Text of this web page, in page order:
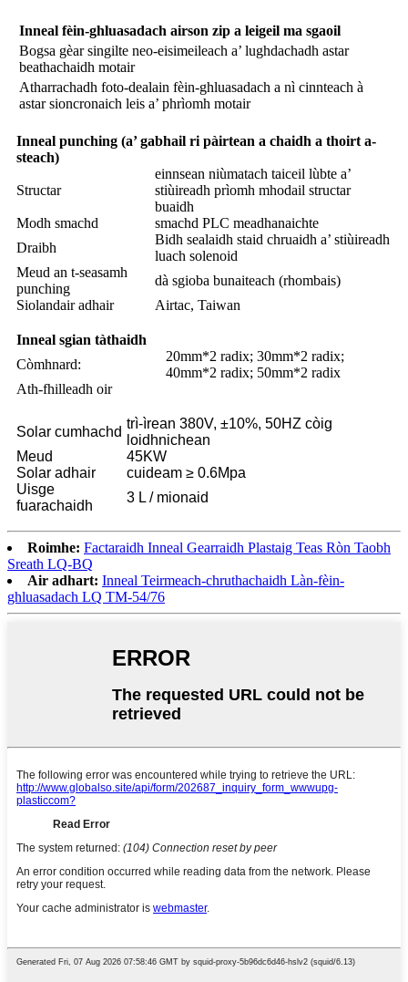
Inneal fèin-ghluasadach airson zip a leigeil ma sgaoil
Bogsa gèar singilte neo-eisimeileach a’ lughdachadh astar
beathachaidh motair
Atharrachadh foto-dealain fèin-ghluasadach a nì cinnteach à
astar sioncronaich leis a’ phrìomh motair
Inneal punching (a’ gabhail ri pàirtean a chaidh a thoirt a-
steach)
Structar
einnsean niùmatach taiceil lùbte a’
stiùireadh prìomh mhodail structar
buaidh
Modh smachd
smachd PLC meadhanaichte
Draibh
Bidh sealaidh staid chruaidh a’ stiùireadh
luach solenoid
Meud an t-seasamh
punching
dà sgioba bunaiteach (rhombais)
Siolandair adhair
Airtac, Taiwan
Inneal sgian tàthaidh
Còmhnard:
20mm*2 radix; 30mm*2 radix;
40mm*2 radix; 50mm*2 radix
Ath-fhilleadh oir
Solar cumhachd
trì-ìrean 380V, ±10%, 50HZ còig
loidhnichean
Meud
45KW
Solar adhair
cuideam ≥ 0.6Mpa
Uisge
fuarachaidh
3 L / mionaid
Roimhe: Factaraidh Inneal Gearraidh Plastaig Teas Ròn Taobh
Sreath LQ-BQ
Air adhart: Inneal Teirmeach-chruthachaidh Làn-fèin-
ghluasadach LQ TM-54/76